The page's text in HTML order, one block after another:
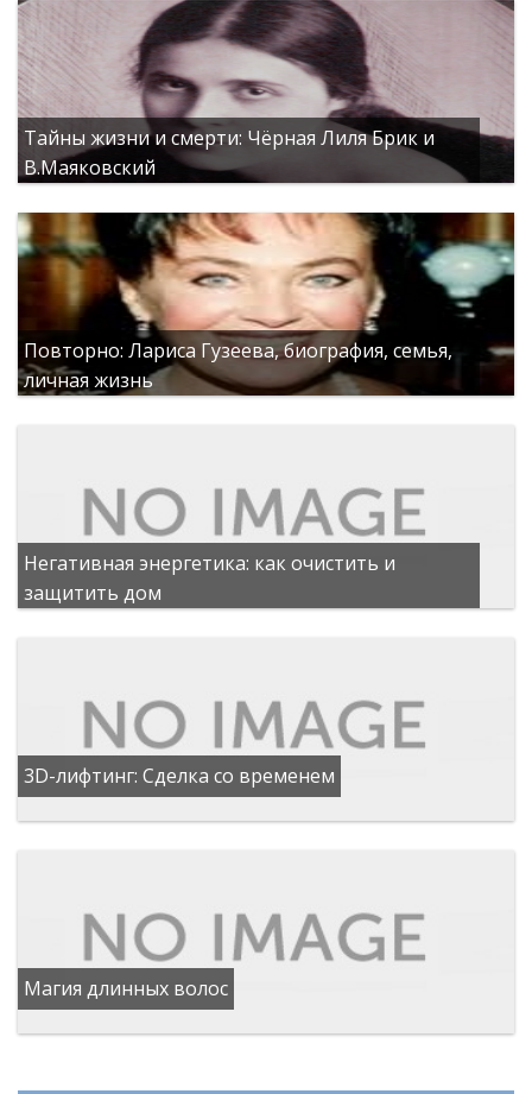
Тайны жизни и смерти: Чёрная Лиля Брик и
В.Маяковский
Повторно: Лариса Гузеева, биография, семья,
личная жизнь
Негативная энергетика: как очистить и
защитить дом
3D-лифтинг: Сделка со временем
Магия длинных волос